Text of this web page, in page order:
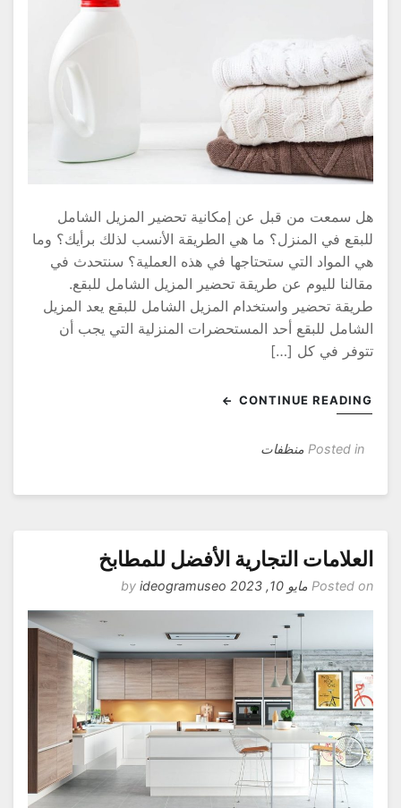
سمعت من قبل عن إمكانية تحضير المزيل الشامل
في المنزل؟ ما هي الطريقة الأنسب لذلك برأيك؟ وما
المواد التي ستحتاجها في هذه العملية؟ سنتحدث في
لليوم عن طريقة تحضير المزيل الشامل للبقع.
تحضير واستخدام المزيل الشامل للبقع يعد المزيل
للبقع أحد المستحضرات المنزلية التي يجب أن
في كل […]
CONTINUE
Posted in منظفات
التجارية الأفضل للمطابخ
Posted مايو 10, 2023 by
ideogramuseo